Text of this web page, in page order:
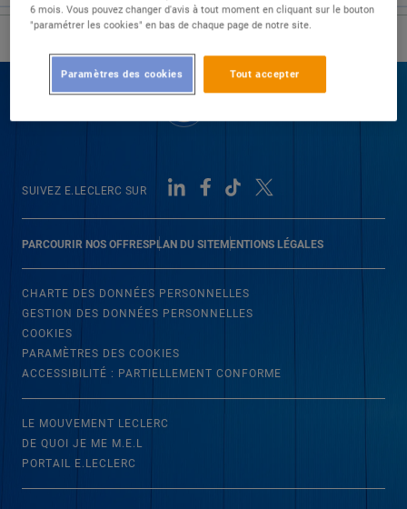
PARCOURIR NOS OFFRESPLAN DU SITEMENTIONS LÉGALES
SUIVEZ E.LECLERC SUR
CHARTE DES DONNÉES PERSONNELLES
GESTION DES DONNÉES PERSONNELLES
COOKIES
PARAMÈTRES DES COOKIES
ACCESSIBILITÉ : PARTIELLEMENT CONFORME
LE MOUVEMENT LECLERC
DE QUOI JE ME M.E.L
PORTAIL E.LECLERC
6 mois. Vous pouvez changer d'avis à tout moment en cliquant sur le bouton
"paramétrer les cookies" en bas de chaque page de notre site.
Tout accepter
Paramètres des cookies